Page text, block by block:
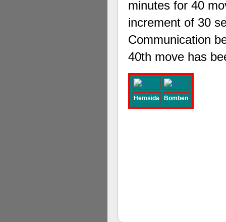
minutes for 40
increment of 30
Communication
40th move has
Hemsida Bomben